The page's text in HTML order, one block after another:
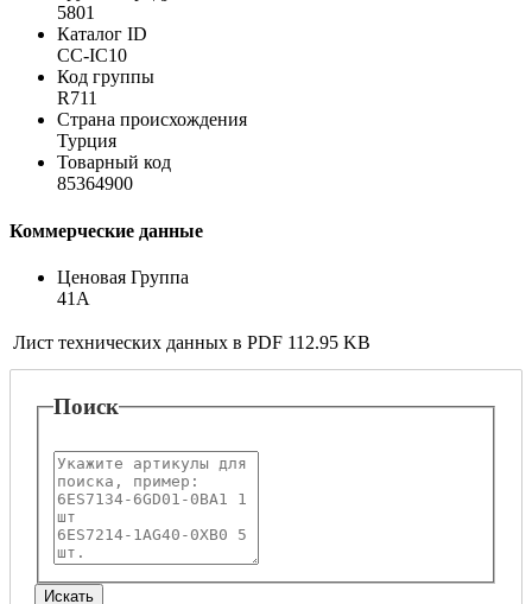
5801
Каталог ID
CC-IC10
Код группы
R711
Страна происхождения
Турция
Товарный код
85364900
Коммерческие данные
Ценовая Группа
41A
Лист технических данных в PDF 112.95 KB
Поиск